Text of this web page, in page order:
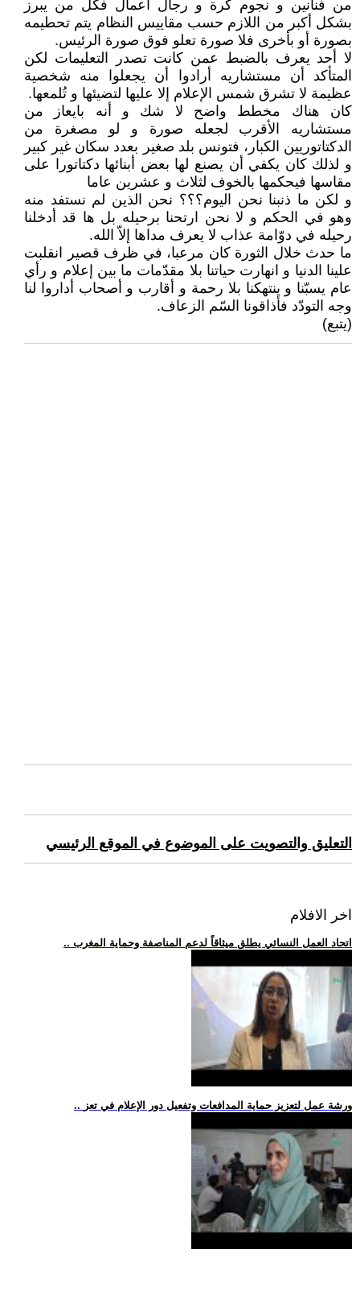
من فنانين و نجوم كرة و رجال أعمال فكل من يبرز
بشكل أكبر من اللازم حسب مقاييس النظام يتم تحطيمه
بصورة أو بأخرى فلا صورة تعلو فوق صورة الرئيس.
لا أحد يعرف بالضبط عمن كانت تصدر التعليمات لكن
المتأكد أن مستشاريه أرادوا أن يجعلوا منه شخصية
عظيمة لا تشرق شمس الإعلام إلا عليها لتضيئها و تُلمعها.
كان هناك مخطط واضح لا شك و أنه بايعاز من
مستشاريه الأقرب لجعله صورة و لو مصغرة من
الدكتاتوريين الكبار، فتونس بلد صغير بعدد سكان غير كبير
و لذلك كان يكفي أن يصنع لها بعض أبنائها دكتاتورا على
مقاسها فيحكمها بالخوف لثلاث و عشرين عاما
و لكن ما ذنبنا نحن اليوم؟؟؟ نحن الذين لم نستفد منه
وهو في الحكم و لا نحن ارتحنا برحيله بل ها قد أدخلنا
رحيله في دوّامة عذاب لا يعرف مداها إلاّ الله.
ما حدث خلال الثورة كان مرعبا، في ظرف قصير انقلبت
علينا الدنيا و انهارت حياتنا بلا مقدّمات ما بين إعلام و رأي
عام يسبّنا و ينتهكنا بلا رحمة و أقارب و أصحاب أداروا لنا
وجه التودّد فأذاقونا السّم الزعاف.
(يتبع)
التعليق والتصويت على الموضوع في الموقع الرئيسي
اخر الافلام
.. اتحاد العمل النسائي يطلق ميثاقاً لدعم المناصفة وحماية المغرب
.. ورشة عمل لتعزيز حماية المدافعات وتفعيل دور الإعلام في تعز